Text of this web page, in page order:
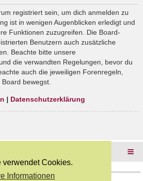
verwendet Cookies.
Informationen
registriert sein, um dich anmelden zu
ist in wenigen Augenblicken erledigt und
Funktionen zuzugreifen. Die Board-
Benutzern auch zusätzliche
Beachte bitte unsere
die verwandten Regelungen, bevor du
auch die jeweiligen Forenregeln,
bewegst.
| Datenschutzerklärung